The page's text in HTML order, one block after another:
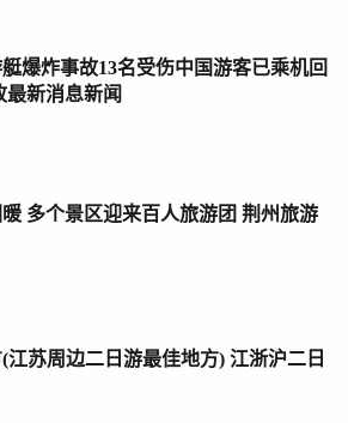
爆炸事故13名受伤中国游客已乘机回
最新消息新闻
多个景区迎来百人旅游团 荆州旅游
苏周边二日游最佳地方) 江浙沪二日